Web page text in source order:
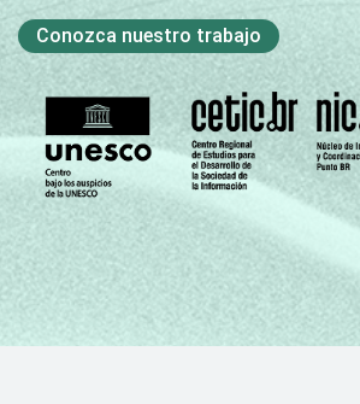
Conozca nuestro trabajo